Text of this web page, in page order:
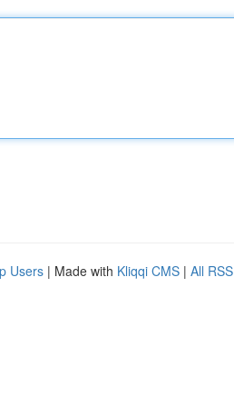
Users | Made with Kliqqi CMS | All